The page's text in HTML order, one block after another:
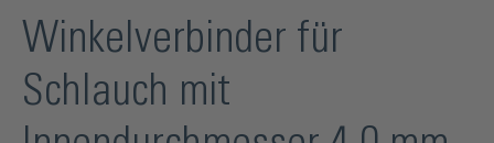
Winkelverbinder für
Schlauch mit